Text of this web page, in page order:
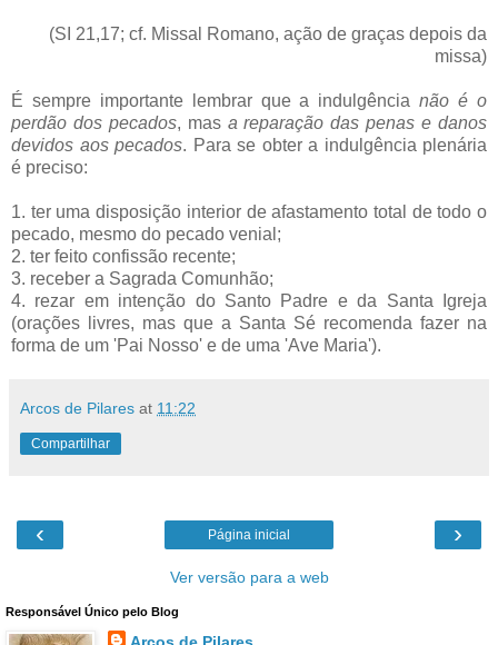
(SI 21,17; cf. Missal Romano, ação de graças depois da
missa)
É sempre importante lembrar que a indulgêncianão é o
perdão dos pecados, mas a reparação das penas e danos
devidos aos pecados. Para se obter a indulgência plenária
é preciso:
1. ter uma disposição interior de afastamento total de todo o
pecado, mesmo do pecado venial;
2. ter feito confissão recente;
3. receber a Sagrada Comunhão;
4. rezar em intenção do Santo Padre e da Santa Igreja
(orações livres, mas que a Santa Sé recomenda fazer na
forma de um 'Pai Nosso' e de uma 'Ave Maria').
Arcos de Pilares at 11:22
Compartilhar
‹ ›
Página inicial
Ver versão para a web
Responsável Único pelo Blog
Arcos de Pilares